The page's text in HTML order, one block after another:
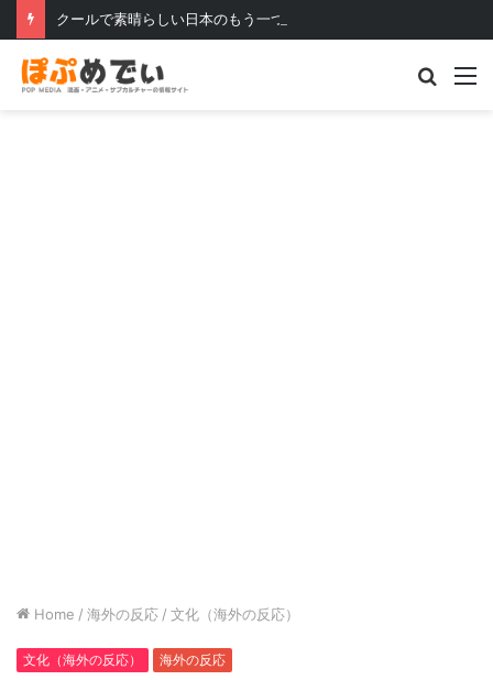
クールで素晴らしい日本のもう一つの顔
Search
Home / 海外の反応 / 文化（海外の反応）
文化（海外の反応） 海外の反応